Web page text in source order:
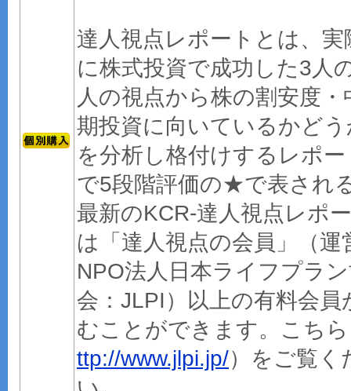
達人視点レポートとは、実
に株式投資で成功した3人
人の視点から株の割安度・
期投資に向いているかど
を分析し格付けするレポー
で5段階評価の★で表され
最新のKCR-達人視点レポ
は「達人視点の会員」（運
NPO法人日本ライフプラ
会：JLPI）以上の有料会員
むことができます。こち
ttp://www.jlpi.jp/）をご覧く